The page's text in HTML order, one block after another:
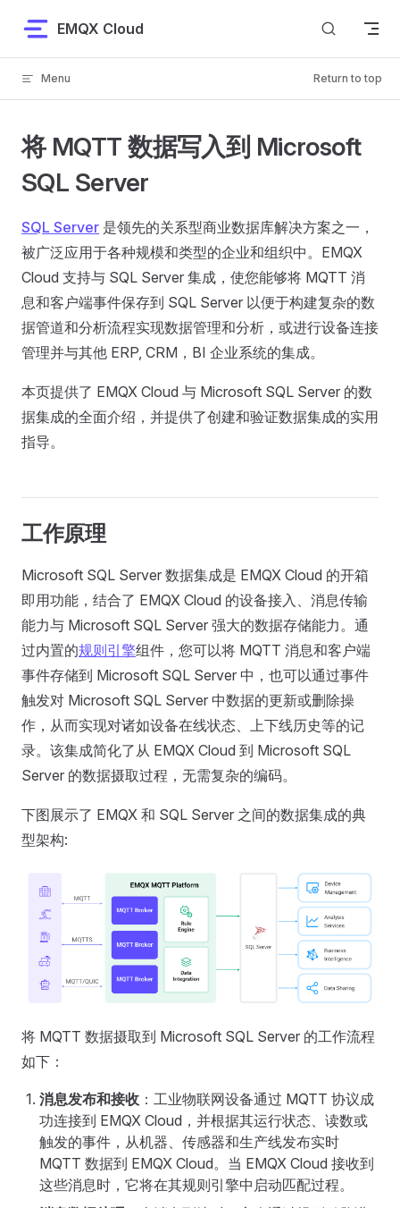
Skip to content
EMQX Cloud
Menu Return to top
将 MQTT 数据写入到 Microsoft
SQL Server
SQL Server 是领先的关系型商业数据库解决方案之一，
被广泛应用于各种规模和类型的企业和组织中。EMQX
Cloud 支持与 SQL Server 集成，使您能够将 MQTT 消
息和客户端事件保存到 SQL Server 以便于构建复杂的数
据管道和分析流程实现数据管理和分析，或进行设备连接
管理并与其他 ERP, CRM，BI 企业系统的集成。
本页提供了 EMQX Cloud 与 Microsoft SQL Server 的数
据集成的全面介绍，并提供了创建和验证数据集成的实用
指导。
工作原理
Microsoft SQL Server 数据集成是 EMQX Cloud 的开箱
即用功能，结合了 EMQX Cloud 的设备接入、消息传输
能力与 Microsoft SQL Server 强大的数据存储能力。通
过内置的规则引擎组件，您可以将 MQTT 消息和客户端
事件存储到 Microsoft SQL Server 中，也可以通过事件
触发对 Microsoft SQL Server 中数据的更新或删除操
作，从而实现对诸如设备在线状态、上下线历史等的记
录。该集成简化了从 EMQX Cloud 到 Microsoft SQL
Server 的数据摄取过程，无需复杂的编码。
下图展示了 EMQX 和 SQL Server 之间的数据集成的典
型架构:
将 MQTT 数据摄取到 Microsoft SQL Server 的工作流程
如下：
消息发布和接收 ：工业物联网设备通过 MQTT 协议成
功连接到 EMQX Cloud，并根据其运行状态、读数或
触发的事件，从机器、传感器和生产线发布实时
MQTT 数据到 EMQX Cloud。当 EMQX Cloud 接收到
这些消息时，它将在其规则引擎中启动匹配过程。